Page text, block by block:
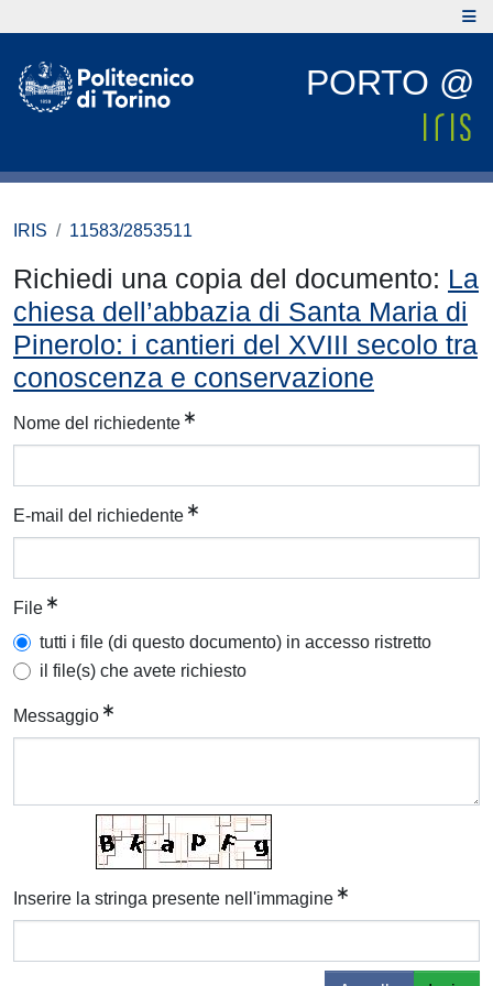
PORTO @
IRIS 11583/2853511
Richiedi una copia del documento: La
chiesa dell’abbazia di Santa Maria di
Pinerolo: i cantieri del XVIII secolo tra
conoscenza e conservazione
Nome del richiedente
E-mail del richiedente
File
tutti i file (di questo documento) in accesso ristretto
il file(s) che avete richiesto
Messaggio
Inserire la stringa presente nell'immagine